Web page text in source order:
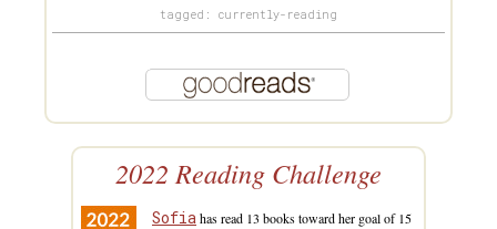
tagged: currently-reading
2022 Reading Challenge
Sofiahas read 13 books toward her goal of 15